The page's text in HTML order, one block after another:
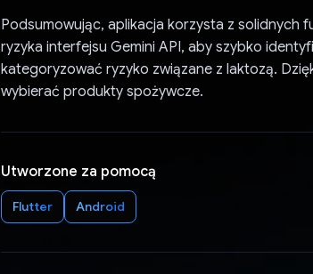
Podsumowując, aplikacja korzysta z solidnych
ryzyka interfejsu Gemini API, aby szybko
kategoryzować ryzyko związane z laktozą.
wybierać produkty spożywcze.
Utworzone za pomocą
Flutter Android